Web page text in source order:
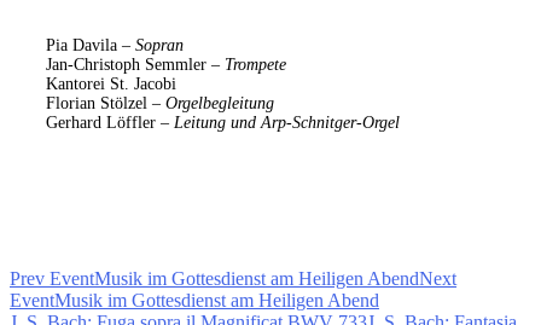
Pia Davila – Sopran
Jan-Christoph Semmler – Trompete
Kantorei St. Jacobi
Florian Stölzel – Orgelbegleitung
Gerhard Löffler – Leitung und Arp-Schnitger-Orgel
Prev EventMusik im Gottesdienst am Heiligen AbendNext
EventMusik im Gottesdienst am Heiligen Abend